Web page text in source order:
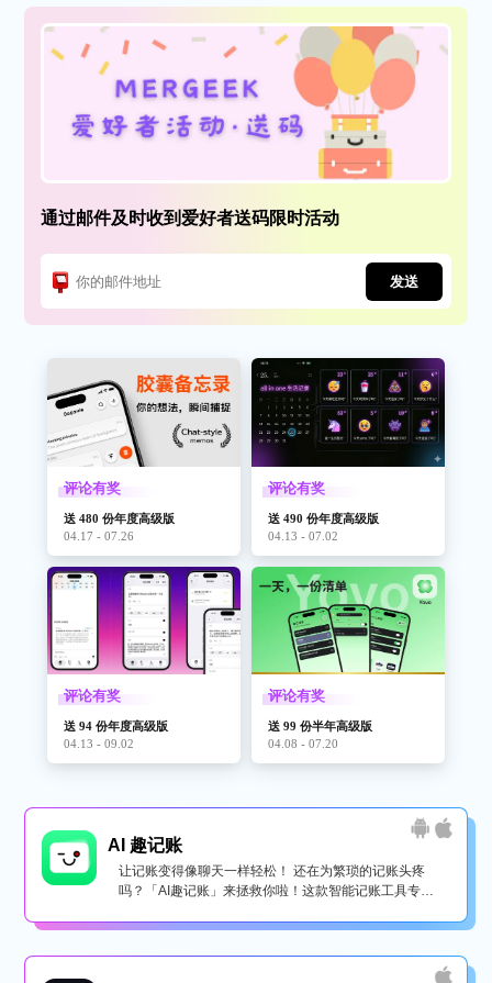
通过邮件及时收到爱好者送码限时活动
发送
评论有奖
送 480 份年度高级版
04.17 - 07.26
评论有奖
送 490 份年度高级版
04.13 - 07.02
评论有奖
送 94 份年度高级版
04.13 - 09.02
评论有奖
送 99 份半年高级版
04.08 - 07.20
AI 趣记账
让记账变得像聊天一样轻松！ 还在为繁琐的记账头疼
吗？「AI趣记账」来拯救你啦！这款智能记账工具专为